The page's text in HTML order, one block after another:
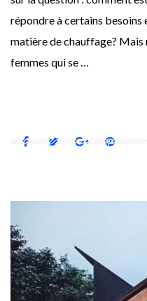
répondre à certains
matière de chauffage? Mais
femmes qui se …